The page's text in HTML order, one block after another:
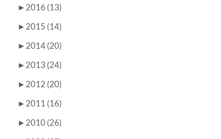
► 2016 (13)
► 2015 (14)
► 2014 (20)
► 2013 (24)
► 2012 (20)
► 2011 (16)
► 2010 (26)